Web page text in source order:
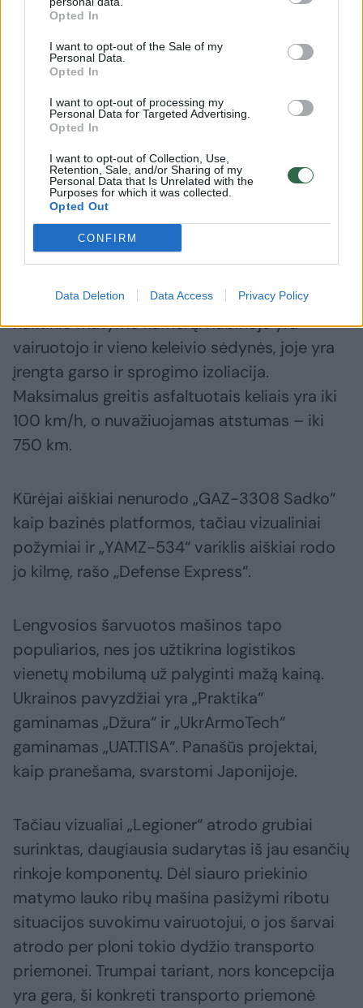
Opted In
I want to opt-out of the Sale of my
Personal Data.
Opted In
I want to opt-out of processing my
Personal Data for Targeted Advertising.
Opted In
I want to opt-out of Collection, Use,
Retention, Sale, and/or Sharing of my
Personal Data that Is Unrelated with the
Purposes for which it was collected.
Opted Out
CONFIRM
Data Deletion Data Access Privacy Policy
„Legioner“ vairuotojo kabina ir kėbulas.
Atvirųjų šaltinių nuotr.
apkrova – 2,5 tonos. Jis turi į priekį nukreiptą
naktinio matymo kamerą. Kabinoje yra
vairuotojo ir vieno keleivio sėdynės, joje yra
įrengta garso ir sprogimo izoliacija.
Maksimalus greitis asfaltuotais keliais yra iki
100 km/h, o nuvažiuojamas atstumas – iki
750 km.
Kūrėjai aiškiai nenurodo „GAZ-3308 Sadko“
kaip bazinės platformos, tačiau vizualiniai
požymiai ir „YAMZ-534“ variklis aiškiai rodo
jo kilmę, rašo „Defense Express“.
Lengvosios šarvuotos mašinos tapo
populiarios, nes jos užtikrina logistikos
vienetų mobilumą už palyginti mažą kainą.
Ukrainos pavyzdžiai yra „Praktika“
gaminamas „Džura“ ir „UkrArmoTech“
gaminamas „UAT.TISA“. Panašūs projektai,
kaip pranešama, svarstomi Japonijoje.
Tačiau vizualiai „Legioner“ atrodo grubiai
surinktas, daugiausia sudarytas iš jau esančių
rinkoje komponentų. Dėl siauro priekinio
matymo lauko ribų mašina pasižymi ribotu
situacijos suvokimu vairuotojui, o jos šarvai
atrodo per ploni tokio dydžio transporto
priemonei. Trumpai tariant, nors koncepcija
yra gera, ši konkreti transporto priemonė